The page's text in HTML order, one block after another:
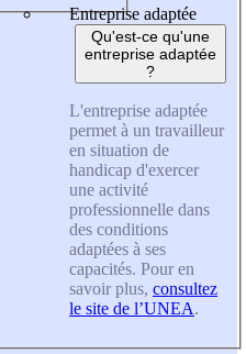
Entreprise adaptée
Qu'est-ce qu'une
entreprise adaptée
?
L'entreprise adaptée
permet à un travailleur
en situation de
handicap d'exercer
une activité
professionnelle dans
des conditions
adaptées à ses
capacités. Pour en
savoir plus, consultez
le site de l’UNEA.